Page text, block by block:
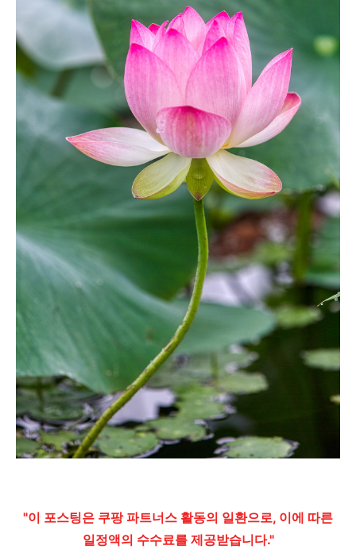
"이 포스팅은 쿠팡 파트너스 활동의 일환으로, 이에 따른
일정액의 수수료를 제공받습니다."